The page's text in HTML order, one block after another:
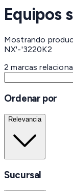
Equipos
Mostrando
NX'-'3220K2
2 marcas
Ordenar por
Relevancia
Sucursal